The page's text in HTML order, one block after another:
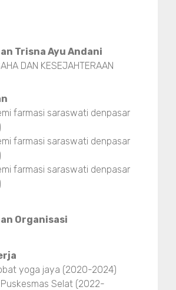
Trisna Ayu Andani
DAN KESEJAHTERAAN
farmasi saraswati denpasar
farmasi saraswati denpasar
farmasi saraswati denpasar
Organisasi
yoga jaya (2020-2024)
Puskesmas Selat (2022-